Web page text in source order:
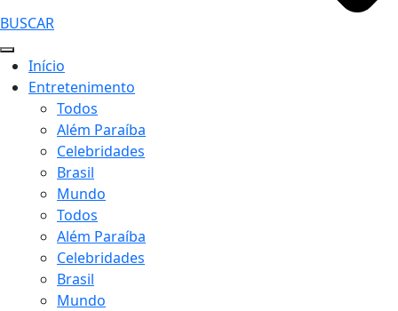
BUSCAR
Início
Entretenimento
Todos
Além Paraíba
Celebridades
Brasil
Mundo
Todos
Além Paraíba
Celebridades
Brasil
Mundo